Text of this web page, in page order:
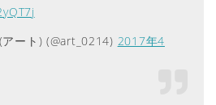
ート) (@art_0214) 2017年4